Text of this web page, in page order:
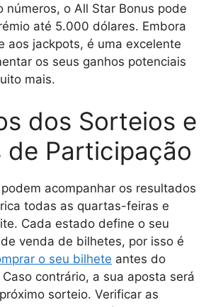
números, o All Star Bonus pode
até 5.000 dólares. Embora
aos jackpots, é uma excelente
os seus ganhos potenciais
mais.
dos Sorteios e
de Participação
acompanhar os resultados
todas as quartas-feiras e
Cada estado define o seu
venda de bilhetes, por isso é
o seu bilhete antes do
contrário, a sua aposta será
sorteio. Verificar as